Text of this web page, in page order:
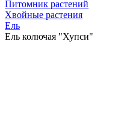
Питомник растений
Хвойные растения
Ель
Ель колючая "Хупси"